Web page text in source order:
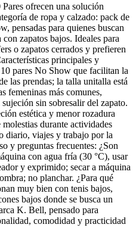
ofrecen una solución
de ropa y calzado: pack de
pensadas para quienes buscan
zapatos bajos. Ideales para
o zapatos cerrados y prefieren
principales y
pares No Show que facilitan la
las prendas; la talla unitalla está
femeninas más comunes,
sin sobresalir del zapato.
estética y menor rozadura
durante actividades
diario, viajes y trabajo por la
y preguntas frecuentes: ¿Son
con agua fría (30 °C), usar
y exprimido; secar a máquina
no planchar. ¿Para qué
muy bien con tenis bajos,
bajos donde se busca un
K. Bell, pensado para
comodidad y practicidad